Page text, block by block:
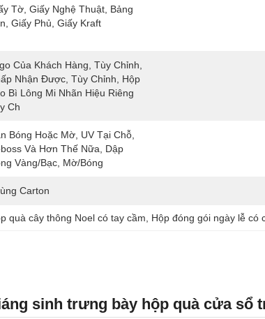
Tờ, Giấy Nghệ Thuật, Bảng
Giấy Phủ, Giấy Kraft
Của Khách Hàng, Tùy Chỉnh,
Nhận Được, Tùy Chỉnh, Hộp
Bì Lông Mi Nhãn Hiệu Riêng
Ch
Bóng Hoặc Mờ, UV Tại Chỗ,
Và Hơn Thế Nữa, Dập
Vàng/bạc, Mờ/bóng
Carton
quà cây thông Noel có tay cầm Hộp đóng gói ngày lễ có
sinh trưng bày hộp quà cửa sổ